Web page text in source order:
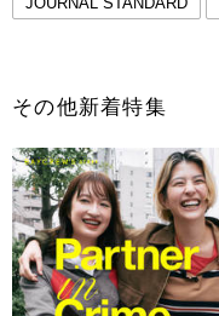
その他新着特集